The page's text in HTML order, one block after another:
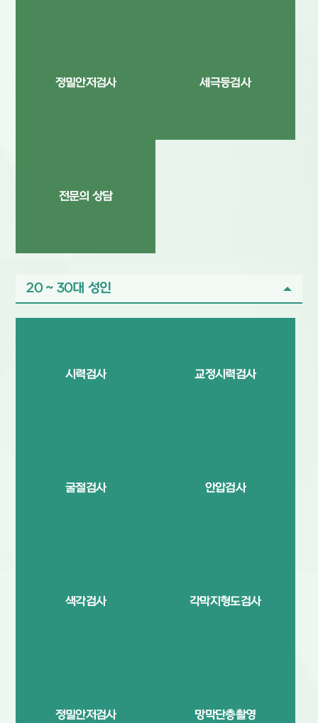
정밀안저검사 세극등검사
전문의 상담
20 ~ 30대 성인
시력검사 교정시력검사
굴절검사 안압검사
색각검사 각막지형도검사
정밀안저검사 망막단층촬영